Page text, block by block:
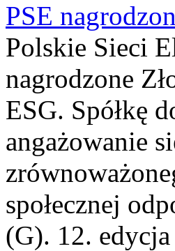
PSE
Polskie Sieci
nagrodzone
ESG. Spółkę
angażowanie
społecznej
(G). 12.